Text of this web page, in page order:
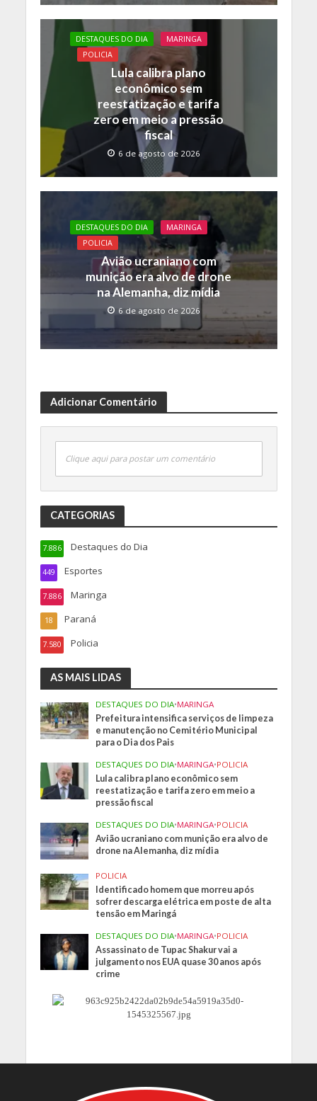
DESTAQUES DO DIA
MARINGA
POLICIA
Lula calibra plano
econômico sem
reestatização e tarifa
zero em meio a pressão
fiscal
6 de agosto de 2026
DESTAQUES DO DIA
MARINGA
POLICIA
Avião ucraniano com
munição era alvo de drone
na Alemanha, diz mídia
6 de agosto de 2026
Adicionar Comentário
Clique aqui para postar um comentário
CATEGORIAS
Destaques do Dia
7.886
Esportes
449
Maringa
7.886
Paraná
18
Policia
7.580
AS MAIS LIDAS
DESTAQUES DO DIA•MARINGA
Prefeitura intensifica serviços de limpeza
e manutenção no Cemitério Municipal
para o Dia dos Pais
DESTAQUES DO DIA•MARINGA•POLICIA
Lula calibra plano econômico sem
reestatização e tarifa zero em meio a
pressão fiscal
DESTAQUES DO DIA•MARINGA•POLICIA
Avião ucraniano com munição era alvo de
drone na Alemanha, diz mídia
POLICIA
Identificado homem que morreu após
sofrer descarga elétrica em poste de alta
tensão em Maringá
DESTAQUES DO DIA•MARINGA•POLICIA
Assassinato de Tupac Shakur vai a
julgamento nos EUA quase 30 anos após
crime